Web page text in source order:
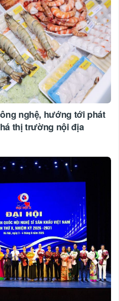
nghệ, hướng tới phát
thị trường nội địa